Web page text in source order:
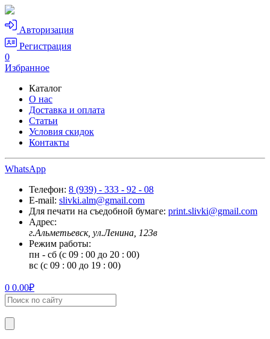
Авторизация
Регистрация
0
Избранное
Каталог
О нас
Доставка и оплата
Статьи
Условия скидок
Контакты
WhatsApp
Телефон: 8 (939) - 333 - 92 - 08
E-mail: slivki.alm@gmail.com
Для печати на съедобной бумаге: print.slivki@gmail.com
Адрес:
г.Альметьевск, ул.Ленина, 123в
Режим работы:
пн - сб (с 09 : 00 до 20 : 00)
вс (с 09 : 00 до 19 : 00)
0 0.00₽